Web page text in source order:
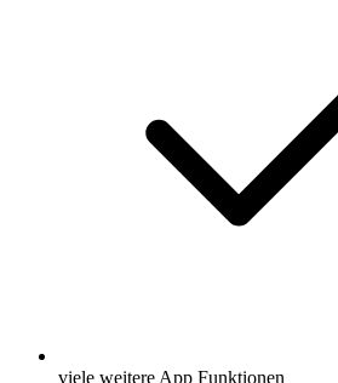
viele weitere App Funktionen